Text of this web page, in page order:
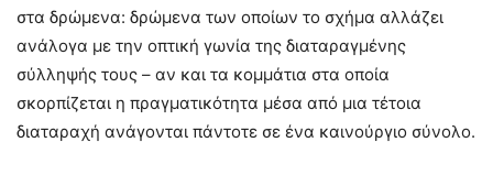
στα δρώμενα: δρώμενα των οποίων το σχήμα αλλάζει
ανάλογα με την οπτική γωνία της διαταραγμένης
σύλληψής τους – αν και τα κομμάτια στα οποία
σκορπίζεται η πραγματικότητα μέσα από μια τέτοια
διαταραχή ανάγονται πάντοτε σε ένα καινούργιο σύνολο.